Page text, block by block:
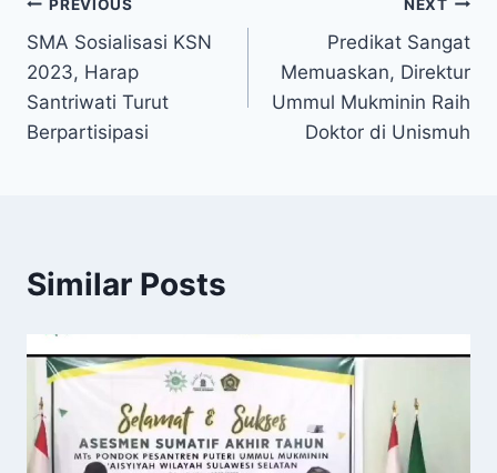
PREVIOUS
SMA Sosialisasi KSN
2023, Harap
Santriwati Turut
Berpartisipasi
NEXT
Predikat Sangat
Memuaskan, Direktur
Ummul Mukminin Raih
Doktor di Unismuh
Similar Posts